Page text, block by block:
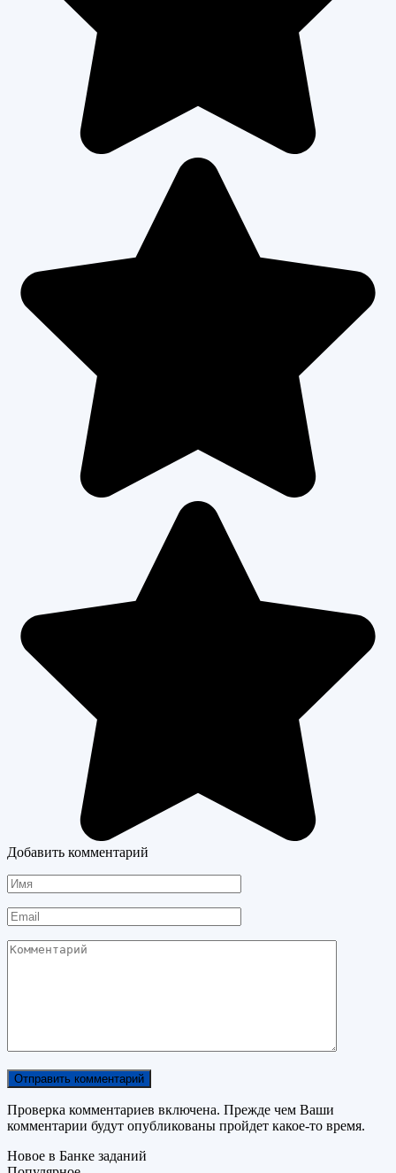
Добавить комментарий
Имя
Email
Комментарий
Проверка комментариев включена. Прежде чем Ваши
комментарии будут опубликованы пройдет какое-то время.
Новое в Банке заданий